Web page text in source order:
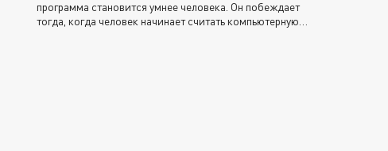
программа становится умнее человека. Он побеждает
тогда, когда человек начинает считать компьютерную